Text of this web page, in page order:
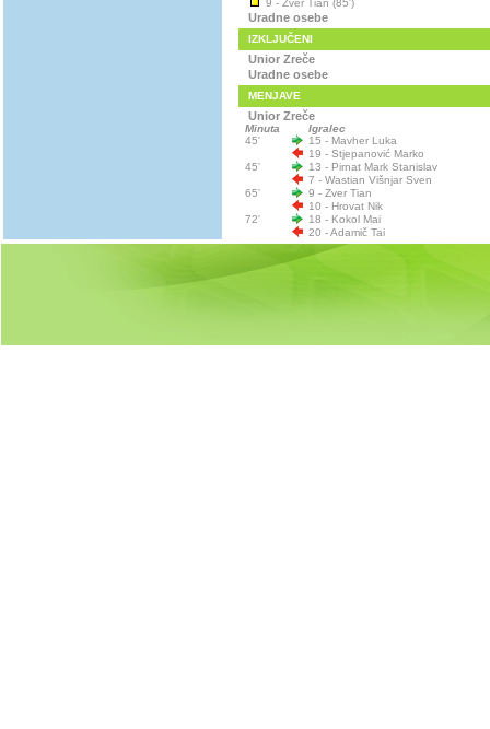
9 - Zver Tian (85')
Uradne osebe
IZKLJUČENI
Unior Zreče
Uradne osebe
MENJAVE
Unior Zreče
Minuta
Igralec
45'
15 - Mavher Luka
19 - Stjepanović Marko
45'
13 - Pirnat Mark Stanislav
7 - Wastian Višnjar Sven
65'
9 - Zver Tian
10 - Hrovat Nik
72'
18 - Kokol Mai
20 - Adamič Tai